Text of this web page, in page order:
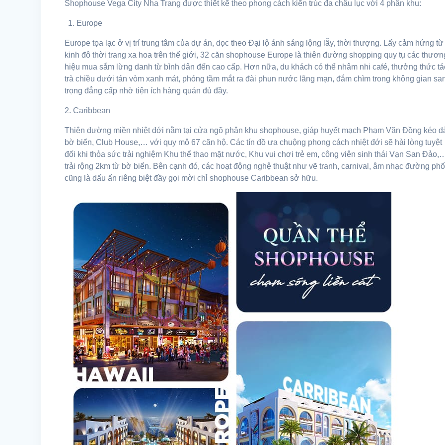
Shophouse Vega City Nha Trang được thiết kế theo phong cách kiến trúc đa châu lục với 4 phân khu:
Europe
Europe tọa lạc ở vị trí trung tâm của dự án, dọc theo Đại lộ ánh sáng lộng lẫy, thời thượng. Lấy cảm hứng từ
kinh đô thời trang xa hoa trên thế giới, 32 căn shophouse Europe là thiên đường shopping quy tụ các
hiệu mua sắm lừng danh từ bình dân đến cao cấp. Hơn nữa, du khách có thể nhâm nhi café, thưởng thức
trà chiều dưới tán vòm xanh mát, phóng tầm mắt ra đài phun nước lãng mạn, đắm chìm trong không gian
trọng đẳng cấp nhờ tiện ích hàng quán đủ đầy.
2. Caribbean
Thiên đường miền nhiệt đới nằm tại cửa ngõ phân khu shophouse, giáp huyết mạch Phạm Văn Đồng kéo
bờ biển, Club House,… với quy mô 67 căn hộ. Các tín đồ ưa chuộng phong cách nhiệt đới sẽ hài lòng tuyệt
đối khi thỏa sức trải nghiệm Khu thể thao mặt nước, Khu vui chơi trẻ em, công viên sinh thái Vạn San
trải rộng 2km từ bờ biển. Bên cạnh đó, các hoạt động nghệ thuật như vẽ tranh, carnival, âm nhạc đường
cũng là dấu ấn riêng biệt đầy gọi mời chỉ shophouse Caribbean sở hữu.